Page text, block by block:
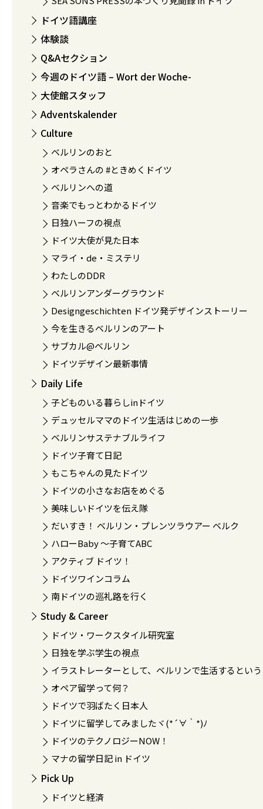
ドイツ語講座
体験談
Q&Aセクション
今週のドイツ語 – Wort der Woche-
大使館スタッフ
Adventskalender
Culture
ベルリンのおと
オペラさんの #ときめくドイツ
ベルリンへの道
音楽でもっとわかるドイツ
日独ハーフの視点
ドイツ大使が見た日本
マライ・de・ミステリ
わたしのDDR
ベルリンアンダーグラウンド
Designgeschichten ドイツ発デザインストーリー
今を生きるベルリンのアート
サブカル@ベルリン
ドイツデザイン最新事情
Daily Life
子どものいる暮らしinドイツ
デュッセルママのドイツ生活はじめの一歩
ベルリンサステナブルライフ
ドイツ子育て日記
もこちゃんの見たドイツ
ドイツの小さなお店をめぐる
美味しいドイツを伝え隊
だいすき！ ベルリン・プレンツラウアー ベルク
ハローBaby 〜子育てABC
アクティブ ドイツ！
ドイツワインコラム
南ドイツの巡礼路を行く
Study & Career
ドイツ・ワークスタイル研究室
日独を学ぶ学生の視点
イラストレーターとして、ベルリンで生活するとい
オペア留学って何？
ドイツで羽ばたく日本人
ドイツに留学してみましたヾ(*´∀｀*)ﾉ
ドイツのテクノロジーNOW！
マナの留学日記 in ドイツ
Pick Up
ドイツと経済